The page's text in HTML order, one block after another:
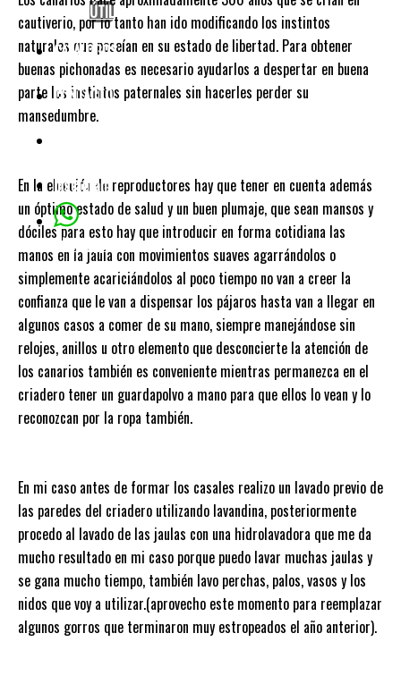
ÚTIL
CATÁLOGOS
CONTACTO
Instagram
whatsapp
cautiverio, por lo tanto han ido modificando los instintos
naturales que poseían en su estado de libertad. Para obtener
buenas pichonadas es necesario ayudarlos a despertar en buena
parte los instintos paternales sin hacerles perder su
mansedumbre.
En la elección de reproductores hay que tener en cuenta además
un óptimo estado de salud y un buen plumaje, que sean mansos y
dóciles para esto hay que introducir en forma cotidiana las
manos en la jaula con movimientos suaves agarrándolos o
simplemente acariciándolos al poco tiempo no van a creer la
confianza que le van a dispensar los pájaros hasta van a llegar en
algunos casos a comer de su mano, siempre manejándose sin
relojes, anillos u otro elemento que desconcierte la atención de
los canarios también es conveniente mientras permanezca en el
criadero tener un guardapolvo a mano para que ellos lo vean y lo
reconozcan por la ropa también.
En mi caso antes de formar los casales realizo un lavado previo de
las paredes del criadero utilizando lavandina, posteriormente
procedo al lavado de las jaulas con una hidrolavadora que me da
mucho resultado en mi caso porque puedo lavar muchas jaulas y
se gana mucho tiempo, también lavo perchas, palos, vasos y los
nidos que voy a utilizar.(aprovecho este momento para reemplazar
algunos gorros que terminaron muy estropeados el año anterior).